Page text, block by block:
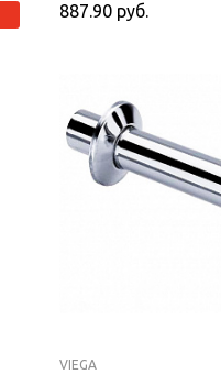
887.90 руб.
VIEGA